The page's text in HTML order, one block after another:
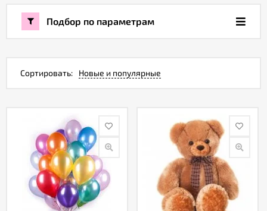
Акции
заказ
Публичная
оферта
Политика
Подбор по параметрам
Сортировать: Новые и популярные